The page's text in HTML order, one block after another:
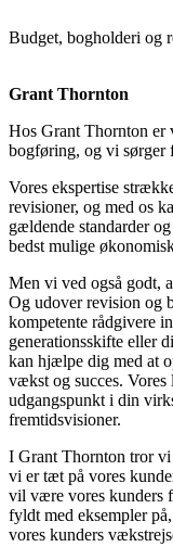
Budget, bogholderi og
Grant Thornton
Hos Grant Thornton er
bogføring, og vi sørger
Vores ekspertise
revisioner, og med os
gældende standarder
bedst mulige
Men vi ved også godt,
Og udover revision og
kompetente rådgivere
generationsskifte eller
kan hjælpe dig med at
vækst og succes.
udgangspunkt i din
fremtidsvisioner.
I Grant Thornton tror vi
vi er tæt på vores
vil være vores kunders
fyldt med eksempler
vores kunders